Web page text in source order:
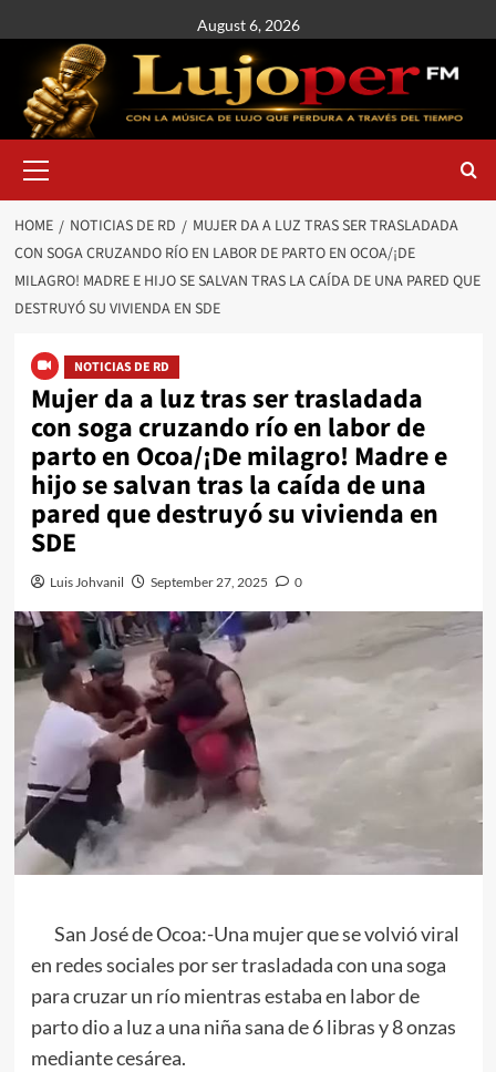
August 6, 2026
HOME NOTICIAS DE RD
MUJER DA A LUZ TRAS SER TRASLADADA
CON SOGA CRUZANDO RÍO EN LABOR DE PARTO EN OCOA/¡DE
MILAGRO! MADRE E HIJO SE SALVAN TRAS LA CAÍDA DE UNA PARED QUE
DESTRUYÓ SU VIVIENDA EN SDE
NOTICIAS DE RD
Mujer da a luz tras ser trasladada
con soga cruzando río en labor de
parto en Ocoa/¡De milagro! Madre e
hijo se salvan tras la caída de una
pared que destruyó su vivienda en
SDE
Luis Johvanil September 27, 2025 0
San José de Ocoa:-Una mujer que se volvió viral
en redes sociales por ser trasladada con una soga
para cruzar un río mientras estaba en labor de
parto dio a luz a una niña sana de 6 libras y 8 onzas
mediante cesárea.